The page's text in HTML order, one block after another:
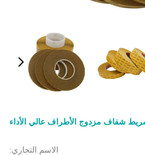
الاسم التجاري: